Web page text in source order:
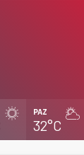
PAZ
32°C